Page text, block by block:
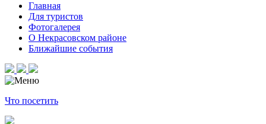
Главная
Для туристов
Фотогалерея
О Некрасовском районе
Ближайшие события
Что посетить